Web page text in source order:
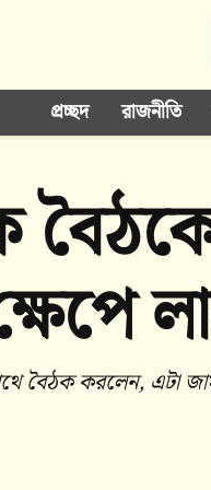
প্রচ্ছদ রাজনীতি
বৈঠক করলেন, এটা